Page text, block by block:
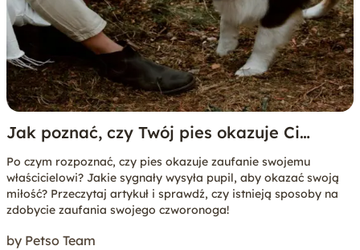
Jak poznać, czy Twój pies okazuje Ci
zaufanie?
Po czym rozpoznać, czy pies okazuje zaufanie swojemu
właścicielowi? Jakie sygnały wysyła pupil, aby okazać swoją
miłość? Przeczytaj artykuł i sprawdź, czy istnieją sposoby na
zdobycie zaufania swojego czworonoga!
by Petso Team